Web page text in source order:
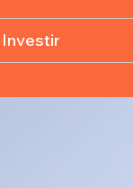
Investir